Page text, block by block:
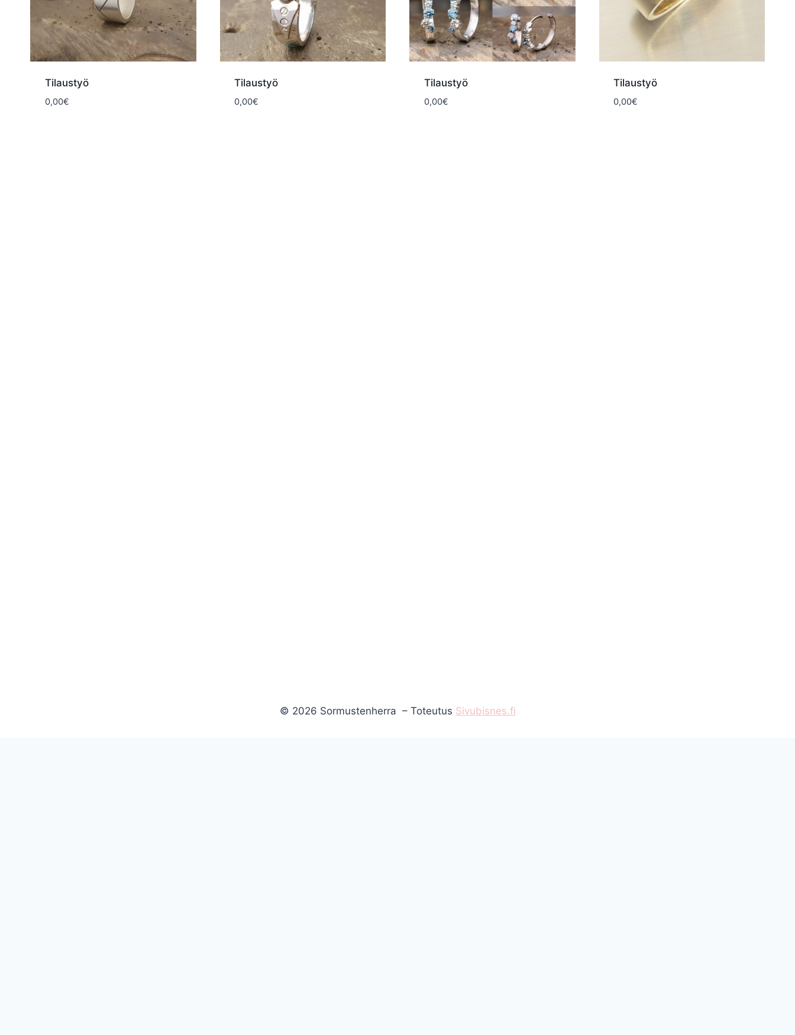
Tilaustyö
0,00€
Tilaustyö
0,00€
Tilaustyö
0,00€
Tilaustyö
0,00€
© 2026 Sormustenherra – Toteutus Sivubisnes.fi